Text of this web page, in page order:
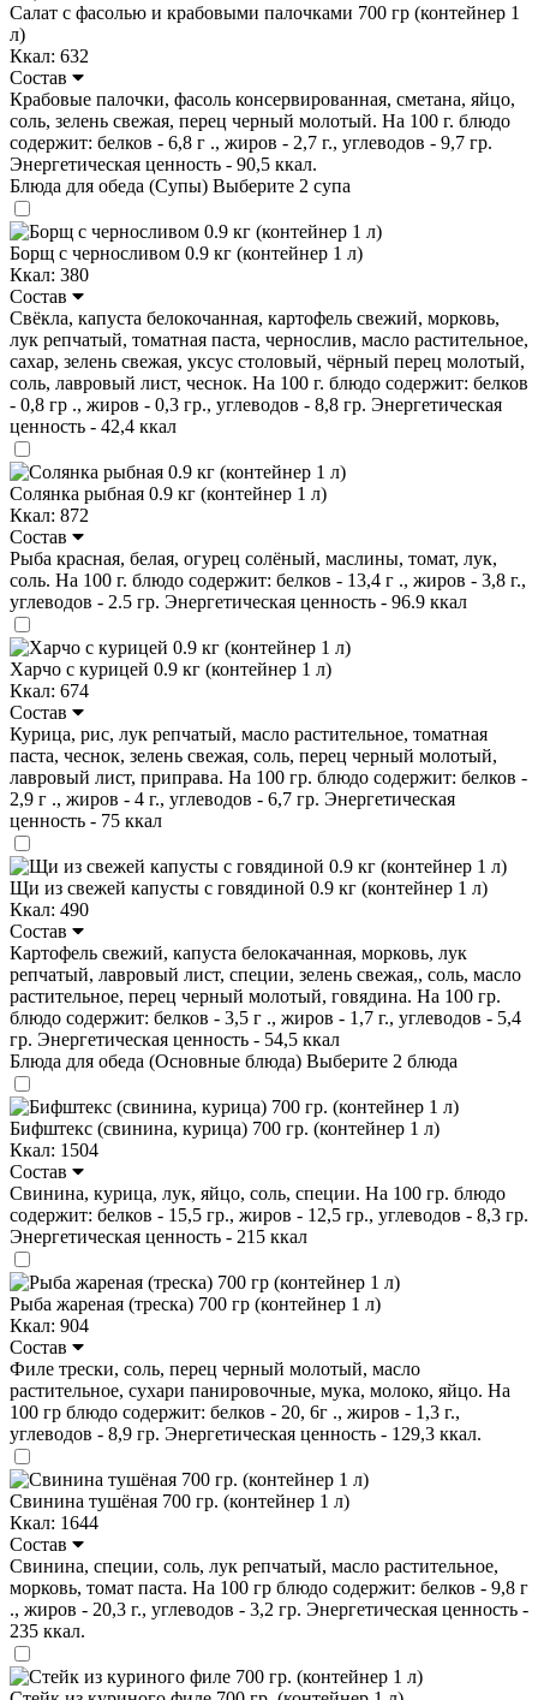
Салат с фасолью и крабовыми палочками 700 гр (контейнер 1
л)
Ккал: 632
Состав
Крабовые палочки, фасоль консервированная, сметана, яйцо,
соль, зелень свежая, перец черный молотый. На 100 г. блюдо
содержит: белков - 6,8 г ., жиров - 2,7 г., углеводов - 9,7 гр.
Энергетическая ценность - 90,5 ккал.
Блюда для обеда (Супы) Выберите 2 супа
Борщ с черносливом 0.9 кг (контейнер 1 л)
Ккал: 380
Состав
Свёкла, капуста белокочанная, картофель свежий, морковь,
лук репчатый, томатная паста, чернослив, масло растительное,
сахар, зелень свежая, уксус столовый, чёрный перец молотый,
соль, лавровый лист, чеснок. На 100 г. блюдо содержит: белков
- 0,8 гр ., жиров - 0,3 гр., углеводов - 8,8 гр. Энергетическая
ценность - 42,4 ккал
Солянка рыбная 0.9 кг (контейнер 1 л)
Ккал: 872
Состав
Рыба красная, белая, огурец солёный, маслины, томат, лук,
соль. На 100 г. блюдо содержит: белков - 13,4 г ., жиров - 3,8 г.,
углеводов - 2.5 гр. Энергетическая ценность - 96.9 ккал
Харчо с курицей 0.9 кг (контейнер 1 л)
Ккал: 674
Состав
Курица, рис, лук репчатый, масло растительное, томатная
паста, чеснок, зелень свежая, соль, перец черный молотый,
лавровый лист, приправа. На 100 гр. блюдо содержит: белков -
2,9 г ., жиров - 4 г., углеводов - 6,7 гр. Энергетическая
ценность - 75 ккал
Щи из свежей капусты с говядиной 0.9 кг (контейнер 1 л)
Ккал: 490
Состав
Картофель свежий, капуста белокачанная, морковь, лук
репчатый, лавровый лист, специи, зелень свежая,, соль, масло
растительное, перец черный молотый, говядина. На 100 гр.
блюдо содержит: белков - 3,5 г ., жиров - 1,7 г., углеводов - 5,4
гр. Энергетическая ценность - 54,5 ккал
Блюда для обеда (Основные блюда) Выберите 2 блюда
Бифштекс (свинина, курица) 700 гр. (контейнер 1 л)
Ккал: 1504
Состав
Свинина, курица, лук, яйцо, соль, специи. На 100 гр. блюдо
содержит: белков - 15,5 гр., жиров - 12,5 гр., углеводов - 8,3 гр.
Энергетическая ценность - 215 ккал
Рыба жареная (треска) 700 гр (контейнер 1 л)
Ккал: 904
Состав
Филе трески, соль, перец черный молотый, масло
растительное, сухари панировочные, мука, молоко, яйцо. На
100 гр блюдо содержит: белков - 20, 6г ., жиров - 1,3 г.,
углеводов - 8,9 гр. Энергетическая ценность - 129,3 ккал.
Свинина тушёная 700 гр. (контейнер 1 л)
Ккал: 1644
Состав
Свинина, специи, соль, лук репчатый, масло растительное,
морковь, томат паста. На 100 гр блюдо содержит: белков - 9,8 г
., жиров - 20,3 г., углеводов - 3,2 гр. Энергетическая ценность -
235 ккал.